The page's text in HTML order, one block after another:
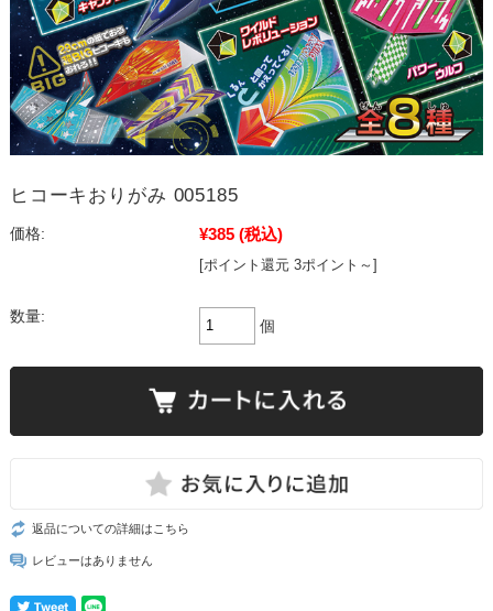
ヒコーキおりがみ 005185
価格: ¥385 (税込)
[ポイント還元 3ポイント～]
数量:
個
返品についての詳細はこちら
レビューはありません